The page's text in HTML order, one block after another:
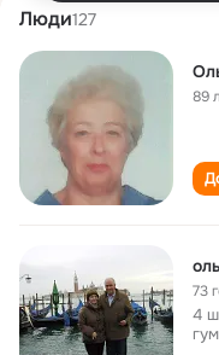
Люди127
89
73
4